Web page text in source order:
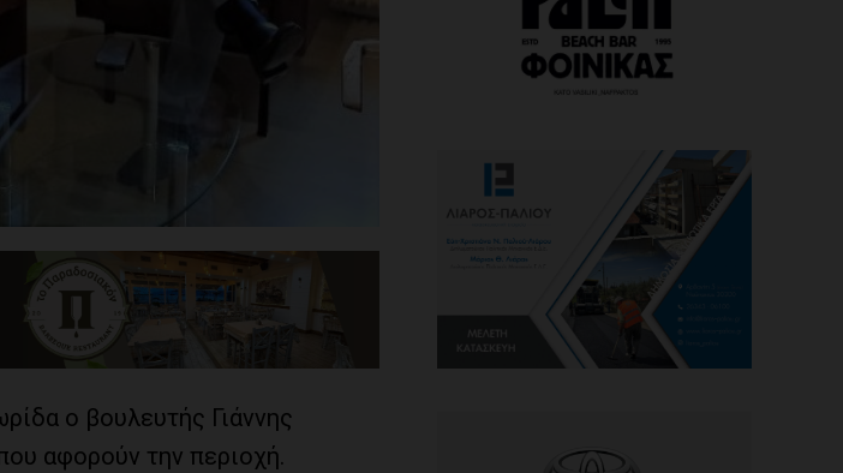
ο βουλευτής Γιάννης
αφορούν την περιοχή.